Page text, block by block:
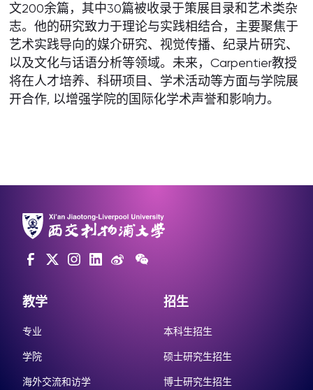
文200余篇，其中30篇被收录于策展目录和艺术类杂
志。他的研究致力于理论与实践相结合，主要聚焦于
艺术实践导向的媒介研究、视觉传播、纪录片研究、
以及文化与话语分析等领域。未来，Carpentier教授
将在人才培养、科研项目、学术活动等方面与学院展
开合作, 以增强学院的国际化学术声誉和影响力。
教学
专业
学院
海外交流和访学
招生
本科生招生
硕士研究生招生
博士研究生招生